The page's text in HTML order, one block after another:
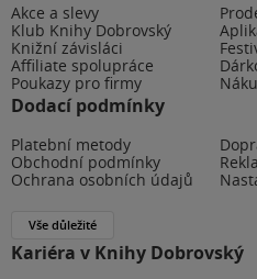
Akce a slevy
Klub Knihy Dobrovský
Knižní závisláci
Affiliate spolupráce
Poukazy pro firmy
Dodací podmínky
Platební metody
Obchodní podmínky
Ochrana osobních údajů
Vše důležité
Kariéra v Knihy Dobrovský